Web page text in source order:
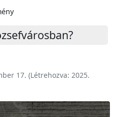
17. (Létrehozva: 2025.